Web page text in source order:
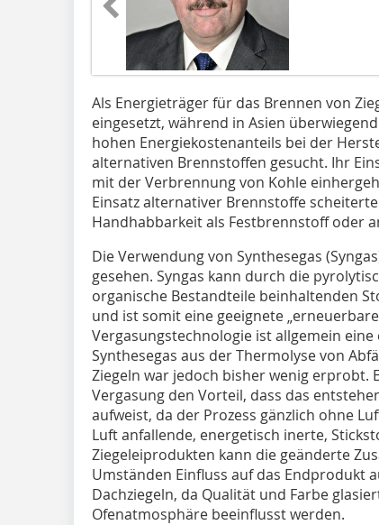
Als Energieträger für das Brennen von
eingesetzt, während in Asien
hohen Energiekostenanteils bei der
alternativen Brennstoffen gesucht. Ihr
mit der Verbrennung von Kohle
Einsatz alternativer Brennstoffe
Handhabbarkeit als Festbrennstoff oder
Die Verwendung von Synthesegas
gesehen. Syngas kann durch die
organische Bestandteile beinhaltenden
und ist somit eine geeignete
Vergasungstechnologie ist allgemein
Synthesegas aus der Thermolyse von
Ziegeln war jedoch bisher wenig erprobt.
Vergasung den Vorteil, dass das
aufweist, da der Prozess gänzlich ohne
Luft anfallende, energetisch inerte,
Ziegeleiprodukten kann die geänderte
Umständen Einfluss auf das Endprodukt
Dachziegeln, da Qualität und Farbe
Ofenatmosphäre beeinflusst werden.